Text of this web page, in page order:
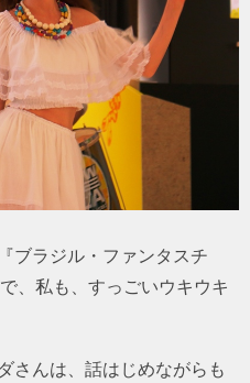
ブラジル・ファンタスチ
、私も、すっごいウキウキ
さんは、話はじめながらも